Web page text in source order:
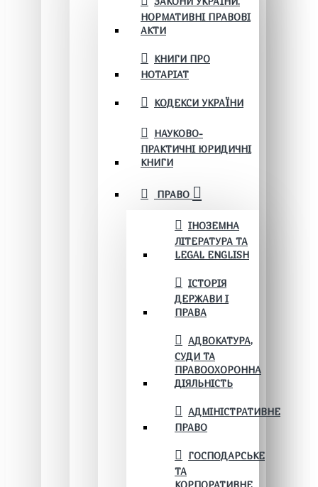
НОРМАТИВНІ ПРАВОВІ
АКТИ
КНИГИ ПРО
НОТАРІАТ
КОДЕКСИ УКРАЇНИ
НАУКОВО-
ПРАКТИЧНІ ЮРИДИЧНІ
КНИГИ
ПРАВО
ІНОЗЕМНА
ЛІТЕРАТУРА ТА
LEGAL ENGLISH
ІСТОРІЯ
ДЕРЖАВИ І
ПРАВА
АДВОКАТУРА,
СУДИ ТА
ПРАВООХОРОННА
ДІЯЛЬНІСТЬ
АДМІНІСТРАТИВНЕ
ПРАВО
ГОСПОДАРСЬКЕ
ТА